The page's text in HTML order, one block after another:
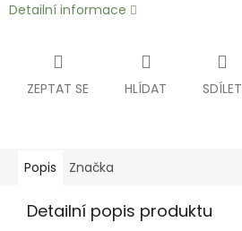
Detailní informace
ZEPTAT SE HLÍDAT SDÍLET
Popis Značka
Detailní popis produktu